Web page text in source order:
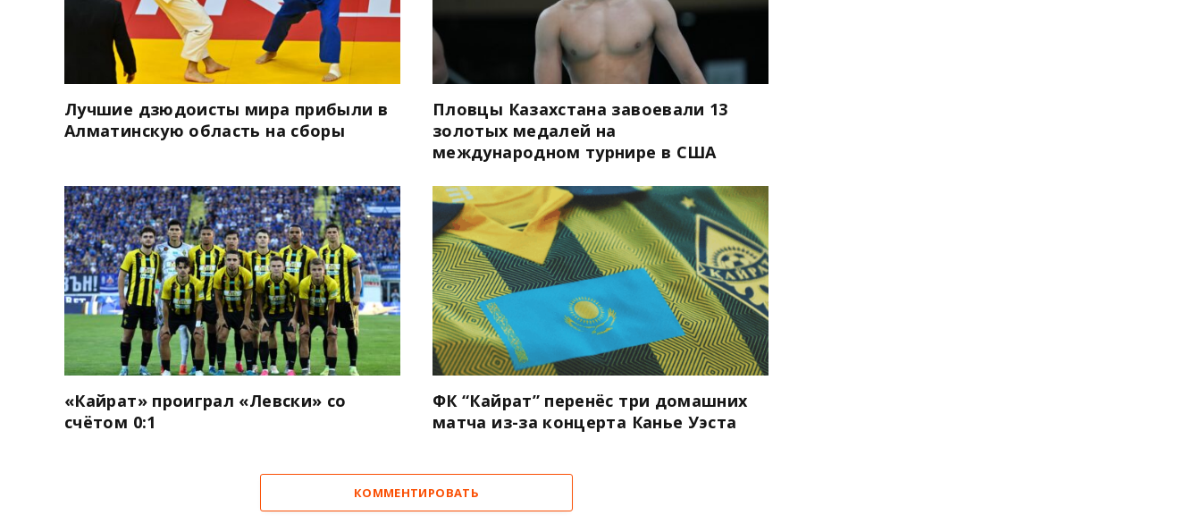
Лучшие дзюдоисты мира прибыли в
Алматинскую область на сборы
Пловцы Казахстана завоевали 13
золотых медалей на
международном турнире в США
«Кайрат» проиграл «Левски» со
счётом 0:1
ФК “Кайрат” перенёс три домашних
матча из-за концерта Канье Уэста
КОММЕНТИРОВАТЬ